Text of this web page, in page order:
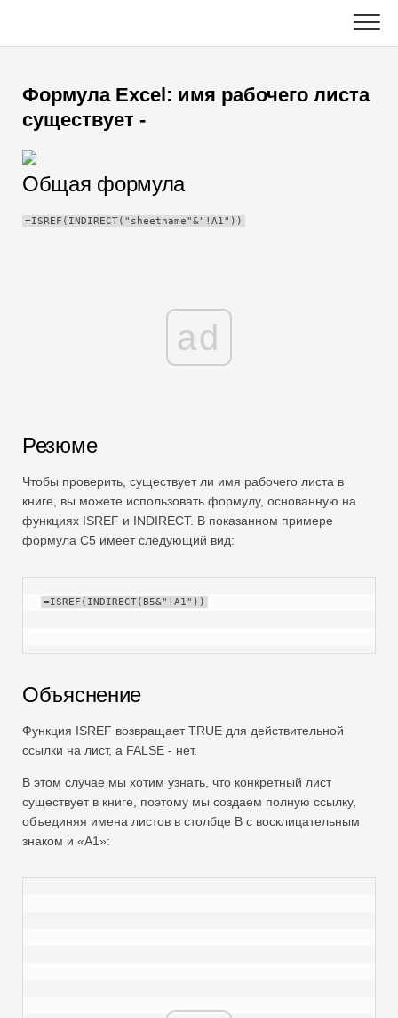
content
Диаграмма
Советы по Excel
TechTV
C ++
Формула Excel: имя рабочего листа
существует -
Общая формула
=ISREF(INDIRECT("sheetname"&"!A1"))
ad
Резюме
Чтобы проверить, существует ли имя рабочего листа в
книге, вы можете использовать формулу, основанную на
функциях ISREF и INDIRECT. В показанном примере
формула C5 имеет следующий вид:
=ISREF(INDIRECT(B5&"!A1"))
Объяснение
Функция ISREF возвращает TRUE для действительной
ссылки на лист, а FALSE - нет.
В этом случае мы хотим узнать, что конкретный лист
существует в книге, поэтому мы создаем полную ссылку,
объединяя имена листов в столбце B с восклицательным
знаком и «A1»: